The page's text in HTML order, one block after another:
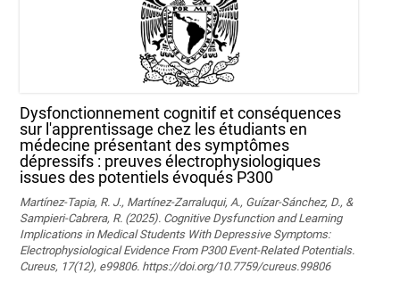
Dysfonctionnement cognitif et conséquences
sur l'apprentissage chez les étudiants en
médecine présentant des symptômes
dépressifs : preuves électrophysiologiques
issues des potentiels évoqués P300
Martínez-Tapia, R. J., Martínez-Zarraluqui, A., Guízar-Sánchez, D., &
Sampieri-Cabrera, R. (2025). Cognitive Dysfunction and Learning
Implications in Medical Students With Depressive Symptoms:
Electrophysiological Evidence From P300 Event-Related Potentials.
Cureus, 17(12), e99806. https://doi.org/10.7759/cureus.99806